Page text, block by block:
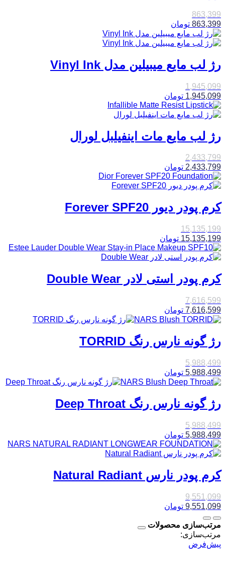
863,399
863,399 تومان
رژ لب مایع میبیلین مدل Vinyl Ink
1,945,099
1,945,099 تومان
رژ لب مایع مات اینفیلبل لورال
2,433,799
2,433,799 تومان
کرم پودر دیور Forever SPF20
15,135,199
15,135,199 تومان
کرم پودر استی لادر Double Wear
7,616,599
7,616,599 تومان
رژ گونه نارس رنگ TORRID
5,988,499
5,988,499 تومان
رژ گونه نارس رنگ Deep Throat
5,988,499
5,988,499 تومان
کرم پودر نارس Natural Radiant
9,551,099
9,551,099 تومان
مرتب‌سازی محصولات
مرتب‌سازی:
پیش‌فرض